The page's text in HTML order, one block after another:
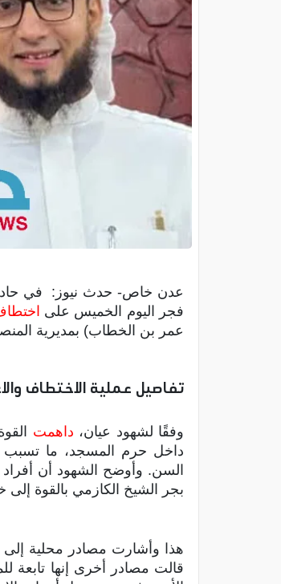
عدن خاص- حدث نيوز: في حادثة
فجر اليوم الخميس على
عمر بن الخطاب) بمديرية
تفاصيل عملية الاختطاف
وفقًا لشهود عيان، داهمت
داخل حرم المسجد، ما تسبب
السن. وأوضح الشهود أن أفراد
بجر الشيخ الكازمي بالقوة
هذا وأشارت مصادر محلية إلى
قالت مصادر أخرى إنها